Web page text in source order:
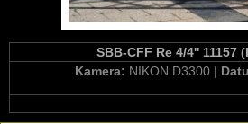
SBB-CFF Re 4/4'' 11157
Kamera: NIKON D3300 |